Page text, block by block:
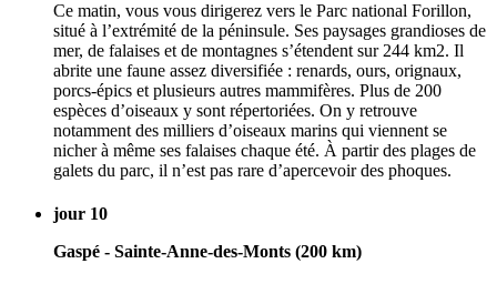
Ce matin, vous vous dirigerez vers le Parc national Forillon,
situé à l’extrémité de la péninsule. Ses paysages grandioses de
mer, de falaises et de montagnes s’étendent sur 244 km2. Il
abrite une faune assez diversifiée : renards, ours, orignaux,
porcs-épics et plusieurs autres mammifères. Plus de 200
espèces d’oiseaux y sont répertoriées. On y retrouve
notamment des milliers d’oiseaux marins qui viennent se
nicher à même ses falaises chaque été. À partir des plages de
galets du parc, il n’est pas rare d’apercevoir des phoques.
jour 10
Gaspé - Sainte-Anne-des-Monts (200 km)